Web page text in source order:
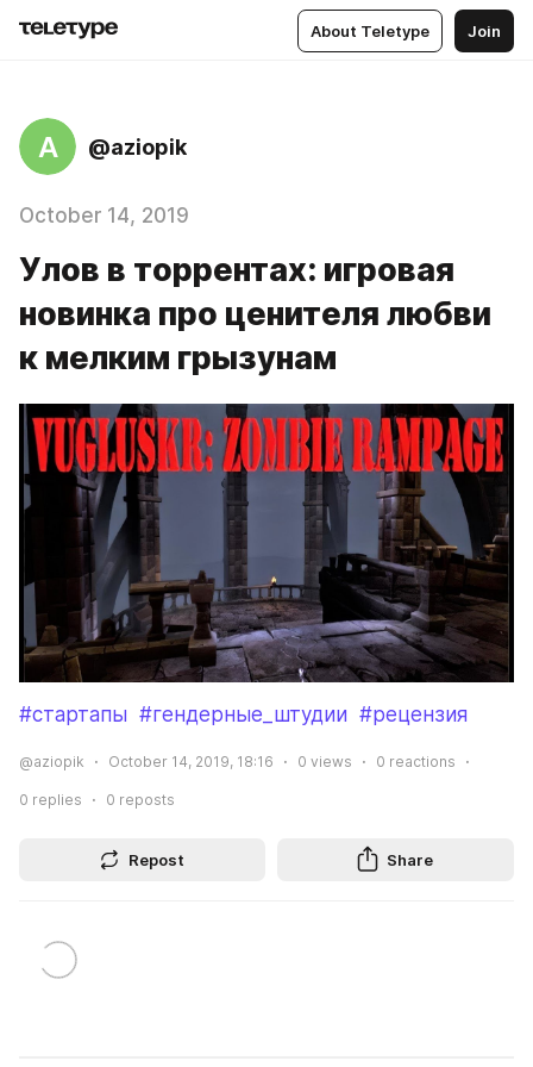
About Teletype Join
A @aziopik
October 14, 2019
Улов в торрентах: игровая
новинка про ценителя любви
к мелким грызунам
#стартапы #гендерные_штудии #рецензия
@aziopik October 14, 2019, 18:16 0 views 0 reactions
0 replies 0 reposts
Repost Share